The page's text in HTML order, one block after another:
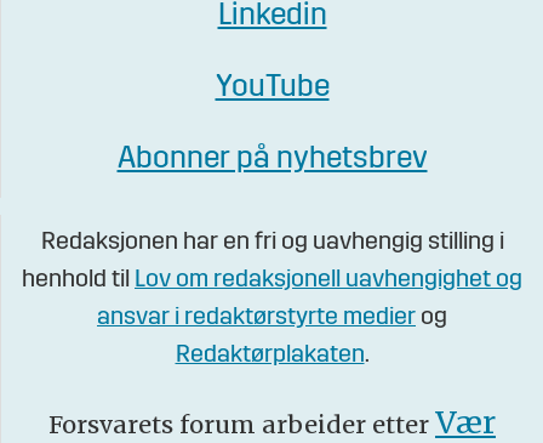
Linkedin
YouTube
Abonner på nyhetsbrev
Redaksjonen har en fri og uavhengig stilling i
henhold til Lov om redaksjonell uavhengighet og
ansvar i redaktørstyrte medier og
Redaktørplakaten.
Forsvarets forum arbeider etter Vær